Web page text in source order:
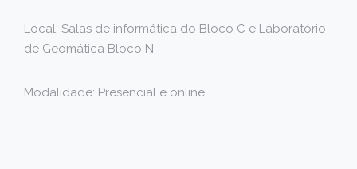
Local: Salas de informática do Bloco C e Laboratório
de Geomática Bloco N
Modalidade: Presencial e online